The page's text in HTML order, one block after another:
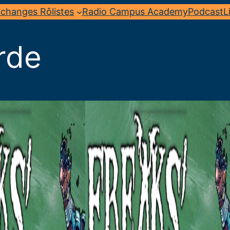
Rôlistes Radio Campus AcademyPodcast